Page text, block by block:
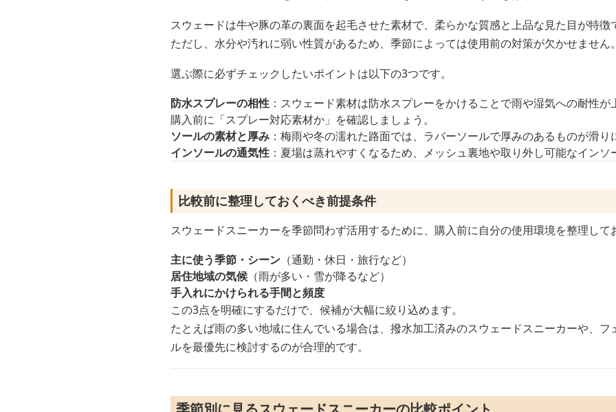
スウェードは牛や豚の革の裏面を起毛させた素材で、柔らかな質感と上品な見た目が特徴
ただし、水分や汚れに弱い性質があるため、季節によっては使用前の対策が欠かせません
選ぶ際に必ずチェックしたいポイントは以下の3つです。
防水スプレーの相性 ：スウェード素材は防水スプレーをかけることで雨や湿気への耐性が
購入前に「スプレー対応素材か」を確認しましょう。
ソールの素材と厚み ：梅雨や冬の濡れた路面では、ラバーソールで厚みのあるものが滑り
インソールの通気性 ：夏場は蒸れやすくなるため、メッシュ裏地や取り外し可能なイン
比較前に整理しておくべき前提条件
スウェードスニーカーを季節問わず活用するために、購入前に自分の使用環境を整理して
主に使う季節・シーン （通勤・休日・旅行など）
居住地域の気候 （雨が多い・雪が降るなど）
手入れにかけられる手間と頻度
この3点を明確にするだけで、候補が大幅に絞り込めます。
たとえば雨の多い地域に住んでいる場合は、撥水加工済みのスウェードスニーカーや、
ルを最優先に検討するのが合理的です。